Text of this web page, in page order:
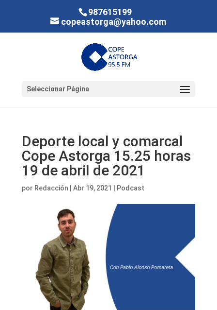
987615199
copeastorga@yahoo.com
Seleccionar Página
Deporte local y comarcal
Cope Astorga 15.25 horas
19 de abril de 2021
por Redacción Abr 19, 2021 Podcast